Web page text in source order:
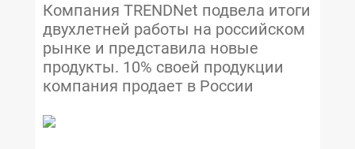
Компания TRENDNet подвела итоги
двухлетней работы на российском
рынке и представила новые
продукты. 10% своей продукции
компания продает в России